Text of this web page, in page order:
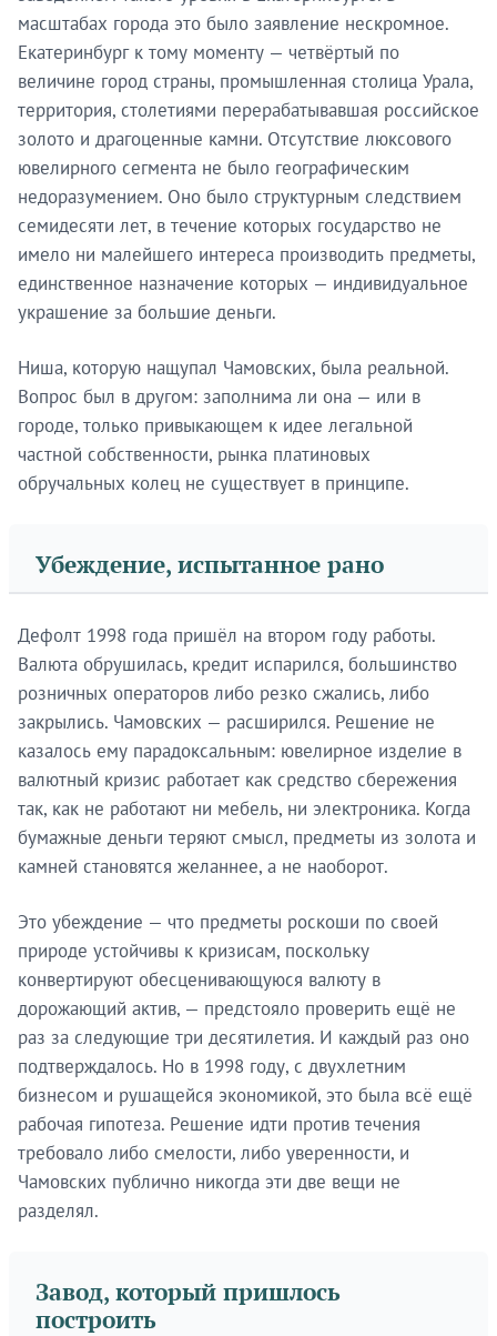
масштабах города это было заявление нескромное.
Екатеринбург к тому моменту — четвёртый по
величине город страны, промышленная столица Урала,
территория, столетиями перерабатывавшая российское
золото и драгоценные камни. Отсутствие люксового
ювелирного сегмента не было географическим
недоразумением. Оно было структурным следствием
семидесяти лет, в течение которых государство не
имело ни малейшего интереса производить предметы,
единственное назначение которых — индивидуальное
украшение за большие деньги.
Ниша, которую нащупал Чамовских, была реальной.
Вопрос был в другом: заполнима ли она — или в
городе, только привыкающем к идее легальной
частной собственности, рынка платиновых
обручальных колец не существует в принципе.
Убеждение, испытанное рано
Дефолт 1998 года пришёл на втором году работы.
Валюта обрушилась, кредит испарился, большинство
розничных операторов либо резко сжались, либо
закрылись. Чамовских — расширился. Решение не
казалось ему парадоксальным: ювелирное изделие в
валютный кризис работает как средство сбережения
так, как не работают ни мебель, ни электроника. Когда
бумажные деньги теряют смысл, предметы из золота и
камней становятся желаннее, а не наоборот.
Это убеждение — что предметы роскоши по своей
природе устойчивы к кризисам, поскольку
конвертируют обесценивающуюся валюту в
дорожающий актив, — предстояло проверить ещё не
раз за следующие три десятилетия. И каждый раз оно
подтверждалось. Но в 1998 году, с двухлетним
бизнесом и рушащейся экономикой, это была всё ещё
рабочая гипотеза. Решение идти против течения
требовало либо смелости, либо уверенности, и
Чамовских публично никогда эти две вещи не
разделял.
Завод, который пришлось
построить